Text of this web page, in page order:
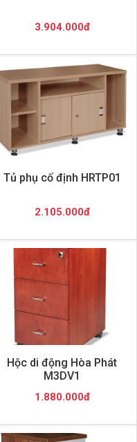
3.904.000đ
Tủ phụ cố định HRTP01
2.105.000đ
Hộc di động Hòa Phát
M3DV1
1.880.000đ